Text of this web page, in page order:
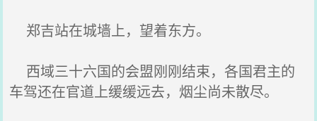
郑吉站在城墙上，望着东方。
西域三十六国的会盟刚刚结束，各国君主的
车驾还在官道上缓缓远去，烟尘尚未散尽。